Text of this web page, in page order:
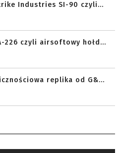
Industries SI-90 czyli...
226 czyli airsoftowy hołd...
replika od G&...